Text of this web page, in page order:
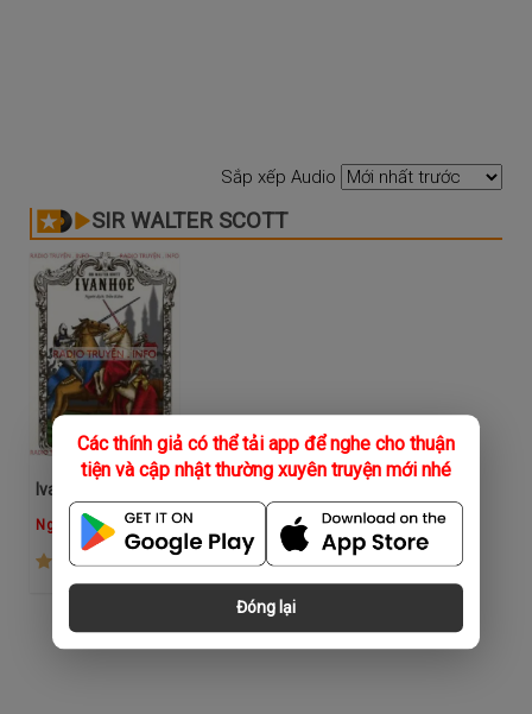
Các thính giả có thể tải app để nghe cho thuận
tiện và cập nhật thường xuyên truyện mới nhé
Đóng lại
Sắp xếp Audio
SIR WALTER SCOTT
Ivanhoe
Ngô Hồng